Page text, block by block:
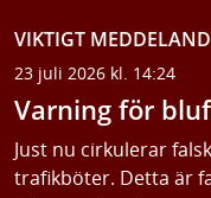
VIKTIGT
23 juli 2026 kl. 14:24
Varning för
Just nu cirkulerar
trafikböter. Detta är